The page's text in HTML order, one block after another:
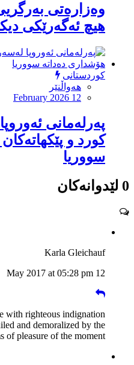
وەزارەتی
هیچ ئەگەرێکی
کوردستانی
هەواڵنێر
February 2026 12
پەرلەمانى
کورد و
سووریا
0 لێدوانەکان
Karla Gleichauf
12 May 2017 at 05:28 pm
with righteous indignation
and demoralized by the
of pleasure of the moment